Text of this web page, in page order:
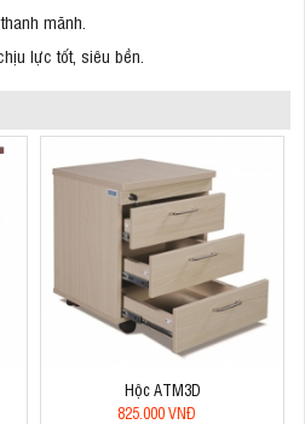
mãnh.
lực tốt, siêu bền.
Hộc ATM3D
825.000 VNĐ